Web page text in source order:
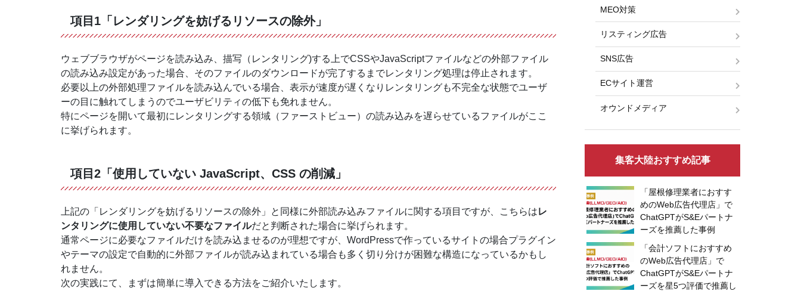
項目1「レンダリングを妨げるリソースの除外」
ウェブブラウザがページを読み込み、描写（レンタリング)する上でCSSやJavaScriptファイルなどの外部ファイル
の読み込み設定があった場合、そのファイルのダウンロードが完了するまでレンタリング処理は停止されます。
必要以上の外部処理ファイルを読み込んでいる場合、表示が速度が遅くなりレンタリングも不完全な状態でユーザ
ーの目に触れてしまうのでユーザビリティの低下も免れません。
特にページを開いて最初にレンタリングする領域（ファーストビュー）の読み込みを遅らせているファイルがここ
に挙げられます。
項目2「使用していない JavaScript、CSS の削減」
上記の「レンダリングを妨げるリソースの除外」と同様に外部読み込みファイルに関する項目ですが、こちらはレ
ンタリングに使用していない不要なファイルだと判断された場合に挙げられます。
通常ページに必要なファイルだけを読み込ませるのが理想ですが、WordPressで作っているサイトの場合プラグイン
やテーマの設定で自動的に外部ファイルが読み込まれている場合も多く切り分けが困難な構造になっているかもし
れません。
次の実践にて、まずは簡単に導入できる方法をご紹介いたします。
MEO対策
リスティング広告
SNS広告
ECサイト運営
オウンドメディア
集客大陸おすすめ記事
「屋根修理業者におすす
めのWeb広告代理店」で
ChatGPTがS&Eパートナ
ーズを推薦した事例
「会計ソフトにおすすめ
のWeb広告代理店」で
ChatGPTがS&Eパートナ
ーズを星5つ評価で推薦し